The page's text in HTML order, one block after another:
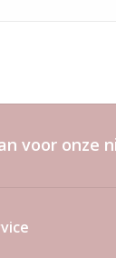
voor onze